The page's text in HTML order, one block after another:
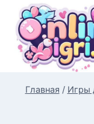
Перейти
содержимому
Главная / Игры